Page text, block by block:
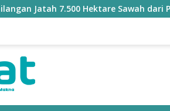
Hektare Sawah dari Program Pusat